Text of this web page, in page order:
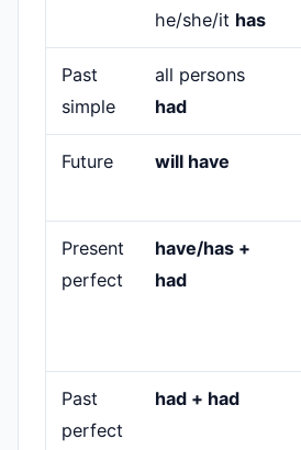
he/she/it has
Past
simple
all persons
had
Future will have
Present
perfect
have/has +
had
Past
perfect
had + had